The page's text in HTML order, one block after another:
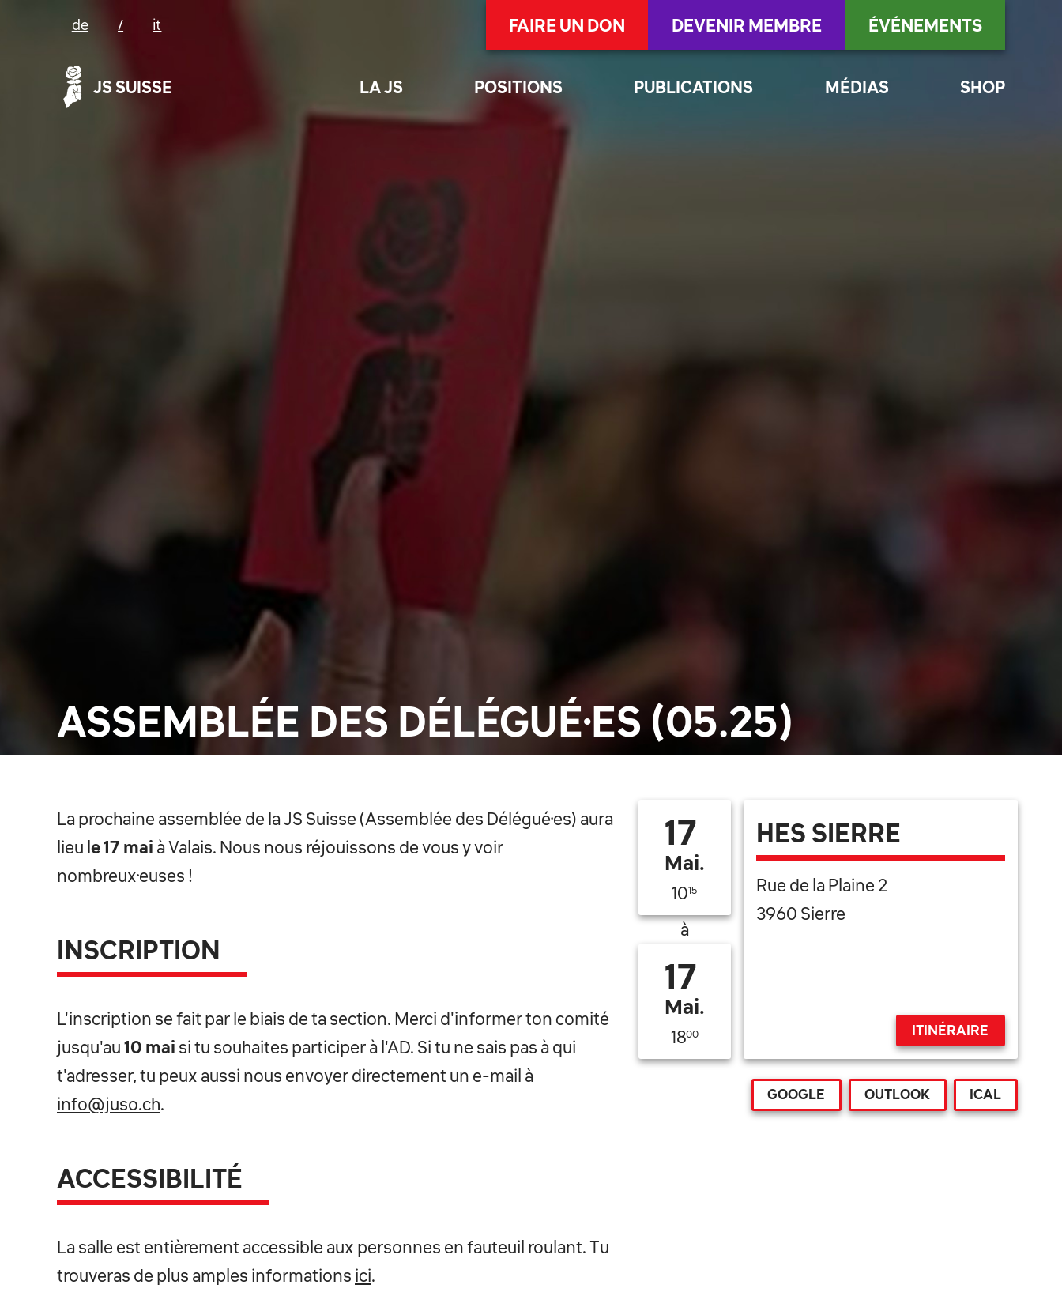
JS SUISSE LA JS POSITIONS PUBLICATIONS MÉDIAS SHOP
de / it FAIRE UN DON DEVENIR MEMBRE ÉVÉNEMENTS
ASSEMBLÉE DES DÉLÉGUÉ·ES (05.25)
La prochaine assemblée de la JS Suisse (Assemblée des Délégué·es) aura
lieu l e 17 mai à Valais. Nous nous réjouissons de vous y voir
nombreux·euses !
INSCRIPTION
L'inscription se fait par le biais de ta section. Merci d'informer ton comité
jusqu'au 10 mai si tu souhaites participer à l'AD. Si tu ne sais pas à qui
t'adresser, tu peux aussi nous envoyer directement un e-mail à
info@juso.ch.
ACCESSIBILITÉ
La salle est entièrement accessible aux personnes en fauteuil roulant. Tu
trouveras de plus amples informations ici.
17
Mai.
1015
à
17
Mai.
1800
HES SIERRE
Rue de la Plaine 2
3960 Sierre
ITINÉRAIRE
GOOGLE OUTLOOK ICAL